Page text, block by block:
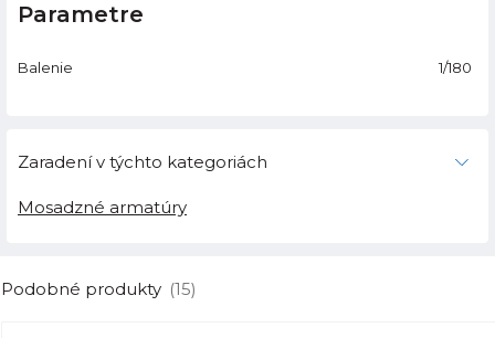
Parametre
Balenie 1/180
Zaradení v týchto kategoriách
Mosadzné armatúry
Podobné produkty (15)